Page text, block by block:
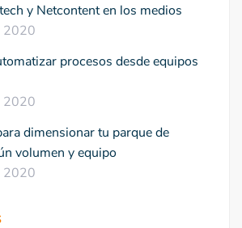
y Netcontent en los medios
2020
procesos desde equipos
2020
dimensionar tu parque de
volumen y equipo
2020